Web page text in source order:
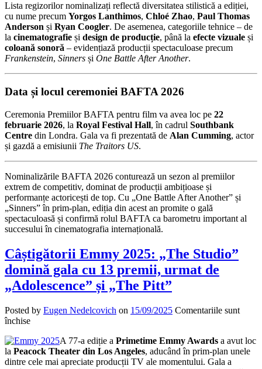
Lista regizorilor nominalizați reflectă diversitatea stilistică a ediției,
cu nume precum Yorgos Lanthimos, Chloé Zhao, Paul Thomas
Anderson și Ryan Coogler. De asemenea, categoriile tehnice – de
la cinematografie și design de producție, până la efecte vizuale și
coloană sonoră – evidențiază producții spectaculoase precum
Frankenstein, Sinners și One Battle After Another.
Data și locul ceremoniei BAFTA 2026
Ceremonia Premiilor BAFTA pentru film va avea loc pe 22
februarie 2026, la Royal Festival Hall, în cadrul Southbank
Centre din Londra. Gala va fi prezentată de Alan Cumming, actor
și gazdă a emisiunii The Traitors US.
Nominalizările BAFTA 2026 conturează un sezon al premiilor
extrem de competitiv, dominat de producții ambițioase și
performanțe actoricești de top. Cu „One Battle After Another” și
„Sinners” în prim-plan, ediția din acest an promite o gală
spectaculoasă și confirmă rolul BAFTA ca barometru important al
succesului în cinematografia internațională.
Câștigătorii Emmy 2025: „The Studio”
domină gala cu 13 premii, urmat de
„Adolescence” și „The Pitt”
Posted by Eugen Nedelcovich on 15/09/2025 Comentariile sunt
închisepentru
Emmy
2025:
„The
A 77-a ediție a Primetime Emmy Awards a avut loc
la Peacock Theater din Los Angeles, aducând în prim-plan unele
dintre cele mai apreciate producții TV ale momentului. Gala a